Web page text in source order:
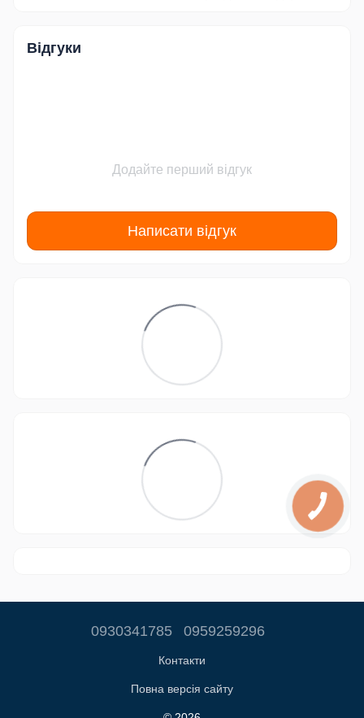
Відгуки
Додайте перший відгук
Написати відгук
0930341785 0959259296
Контакти
Повна версія сайту